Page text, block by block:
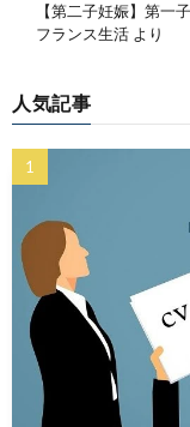
【第二子妊娠】第一
フランス生活 より
人気記事